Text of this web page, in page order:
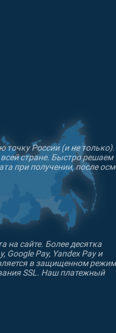
точку России (и не только).
стране. Быстро решаем
при получении, после
на сайте. Более десятка
Google Pay, Yandex Pay и
в защищенном
SSL. Наш платежный